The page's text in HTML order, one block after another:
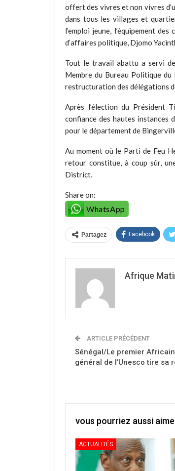
offert des vivres et non vivres
dans tous les villages et
l’emploi jeune, l’équipement
d’affaires politique, Djomo
Tout le travail abattu a servi
Membre du Bureau Politique
restructuration des délégations
Après l’élection du Président
confiance des hautes instances
pour le département de
Au moment où le Parti de Feu
retour constitue, à coup sûr,
District.
Share on:
WhatsApp
Partagez Facebook
Afrique
ARTICLE PRÉCÉDENT
Sénégal/Le premier
général de l’Unesco tire sa
vous pourriez aussi
ACTUALITÉS